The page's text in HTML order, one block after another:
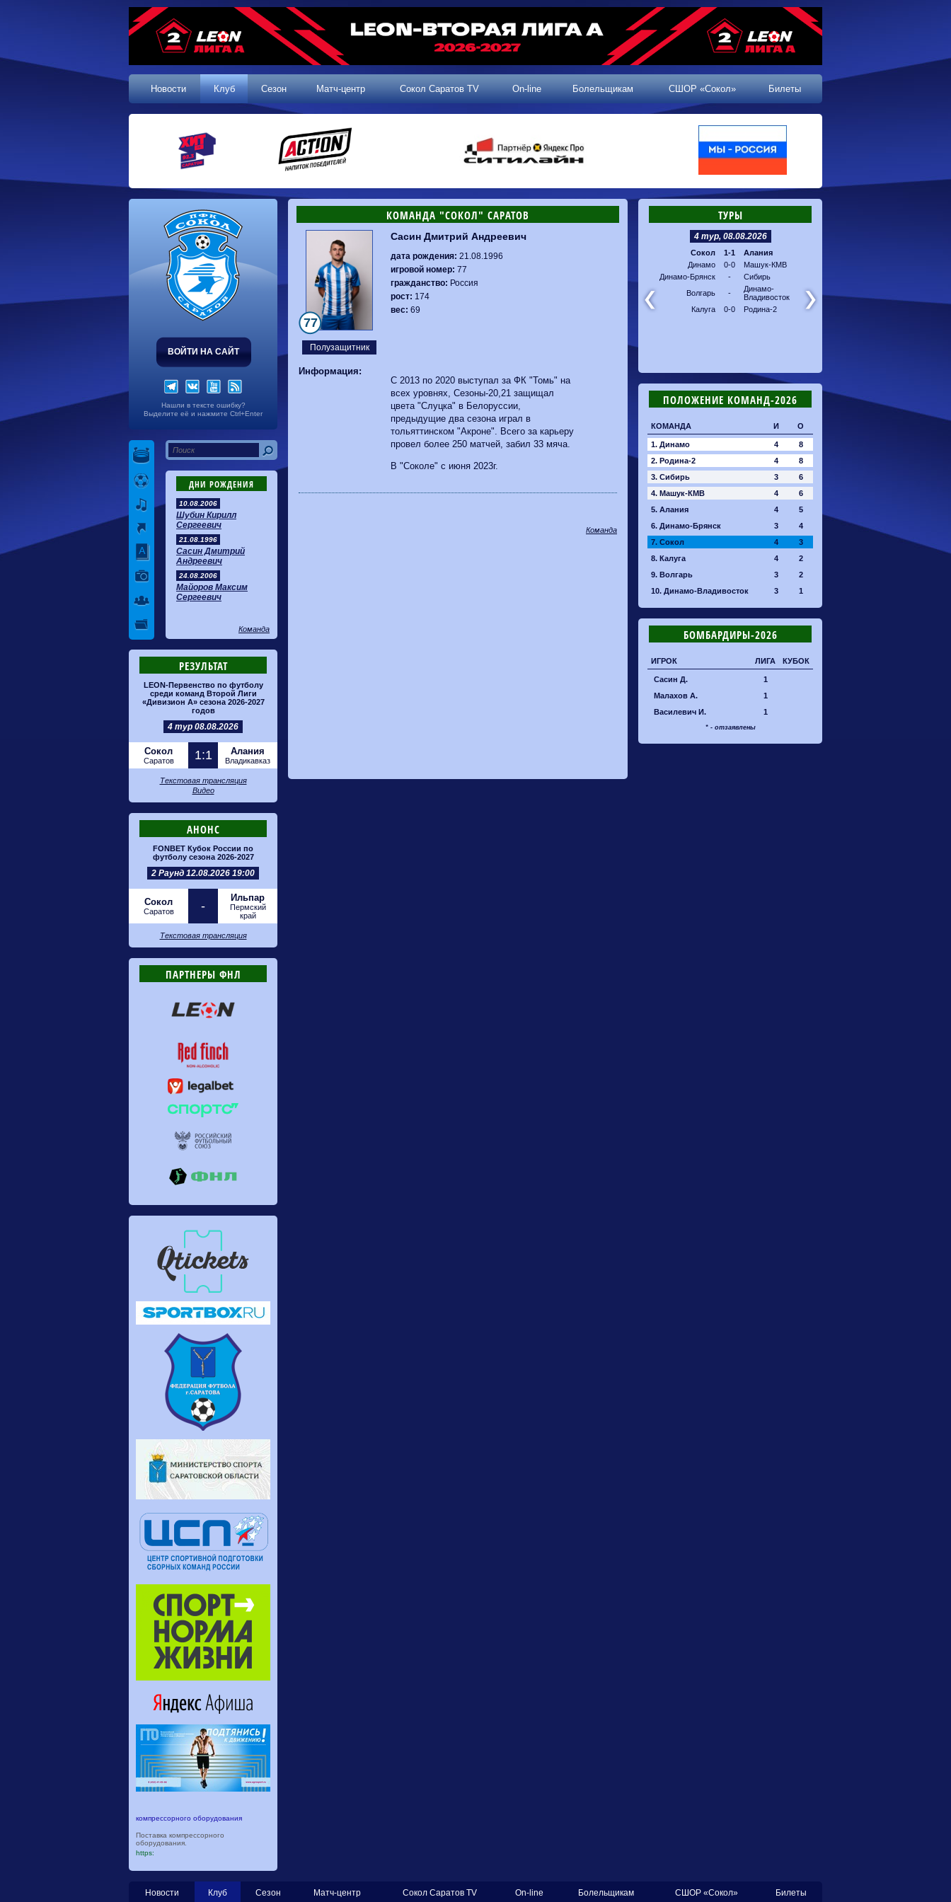
Новости Клуб Сезон Матч-центр Сокол Саратов TV On-line Болельщикам СШОР «Сокол» Билеты
ВОЙТИ НА САЙТ
Нашли в тексте ошибку?
Выделите её и нажмите Ctrl+Enter
ДНИ РОЖДЕНИЯ
10.08.2006
Шубин Кирилл
Сергеевич
21.08.1996
Сасин Дмитрий
Андреевич
24.08.2006
Майоров Максим
Сергеевич
Команда
РЕЗУЛЬТАТ
LEON-Первенство по футболу
среди команд Второй Лиги
«Дивизион А» сезона 2026-2027
годов
4 тур 08.08.2026
Сокол
Саратов 1:1 Алания
Владикавказ
Текстовая трансляция
Видео
АНОНС
FONBET Кубок России по
футболу сезона 2026-2027
2 Раунд 12.08.2026 19:00
Сокол
Саратов -
Ильпар
Пермский
край
Текстовая трансляция
ПАРТНЕРЫ ФНЛ
компрессорного оборудования
Поставка компрессорного
оборудования.
https:
КОМАНДА "СОКОЛ" САРАТОВ
Полузащитник
77
Сасин Дмитрий Андреевич
дата рождения: 21.08.1996
игровой номер: 77
гражданство: Россия
рост: 174
вес: 69
Информация:
С 2013 по 2020 выступал за ФК "Томь" на
всех уровнях, Сезоны-20,21 защищал
цвета "Слуцка" в Белоруссии,
предыдущие два сезона играл в
тольяттинском "Акроне". Всего за карьеру
провел более 250 матчей, забил 33 мяча.
В "Соколе" с июня 2023г.
Команда
ТУРЫ
1 тур, 19.07.2026
1-1
Калуга
Динамо
0-0
Волгарь
0-0
Динамо-Брянск
2-1
Алания
1-2 Сибирь
2 тур, 25.07.2026
Родина-2
Динамо-
Владивосток
2 тур, 26.07.2026
Сокол 0-1
Динамо
Динамо-Брянск
Волгарь
Калуга
0-1
3 тур, 02.08.2026 4 тур, 08.08.2026
Сокол 1-1
Алания
Динамо
0-0
Машук-КМВ
Динамо-Брянск
-
Сибирь
Волгарь
-
Динамо-
Владивосток
Калуга
0-0 Родина-2
Сибирь
ПОЛОЖЕНИЕ КОМАНД-2026
КОМАНДА И О
1. Динамо 4
8
2. Родина-2
4
8
3. Сибирь
3
6
4. Машук-КМВ
4
6
5. Алания
4
5
6. Динамо-Брянск
3
4
7. Сокол
4
3
8. Калуга
4
2
9. Волгарь
3
2
10. Динамо-Владивосток
3 1
БОМБАРДИРЫ-2026
ИГРОК ЛИГА КУБОК
Сасин Д.
1
Малахов А.
1
Василевич И.
1
* - отзаявлены
Новости Клуб Сезон Матч-центр Сокол Саратов TV On-line Болельщикам СШОР «Сокол» Билеты